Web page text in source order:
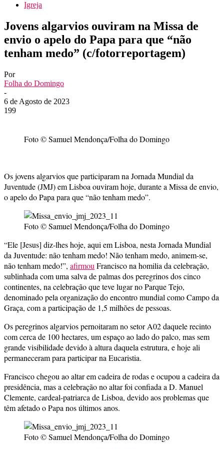
Igreja
Jovens algarvios ouviram na Missa de
envio o apelo do Papa para que “não
tenham medo” (c/fotorreportagem)
Por
Folha do Domingo
-
6 de Agosto de 2023
199
Foto © Samuel Mendonça/Folha do Domingo
Os jovens algarvios que participaram na Jornada Mundial da
Juventude (JMJ) em Lisboa ouviram hoje, durante a Missa de envio,
o apelo do Papa para que “não tenham medo”.
Foto © Samuel Mendonça/Folha do Domingo
“Ele [Jesus] diz-lhes hoje, aqui em Lisboa, nesta Jornada Mundial
da Juventude: não tenham medo! Não tenham medo, animem-se,
não tenham medo!”, afirmou Francisco na homilia da celebração,
sublinhada com uma salva de palmas dos peregrinos dos cinco
continentes, na celebração que teve lugar no Parque Tejo,
denominado pela organização do encontro mundial como Campo da
Graça, com a participação de 1,5 milhões de pessoas.
Os peregrinos algarvios pernoitaram no setor A02 daquele recinto
com cerca de 100 hectares, um espaço ao lado do palco, mas sem
grande visibilidade devido à altura daquela estrutura, e hoje ali
permaneceram para participar na Eucaristia.
Francisco chegou ao altar em cadeira de rodas e ocupou a cadeira da
presidência, mas a celebração no altar foi confiada a D. Manuel
Clemente, cardeal-patriarca de Lisboa, devido aos problemas que
têm afetado o Papa nos últimos anos.
Foto © Samuel Mendonça/Folha do Domingo